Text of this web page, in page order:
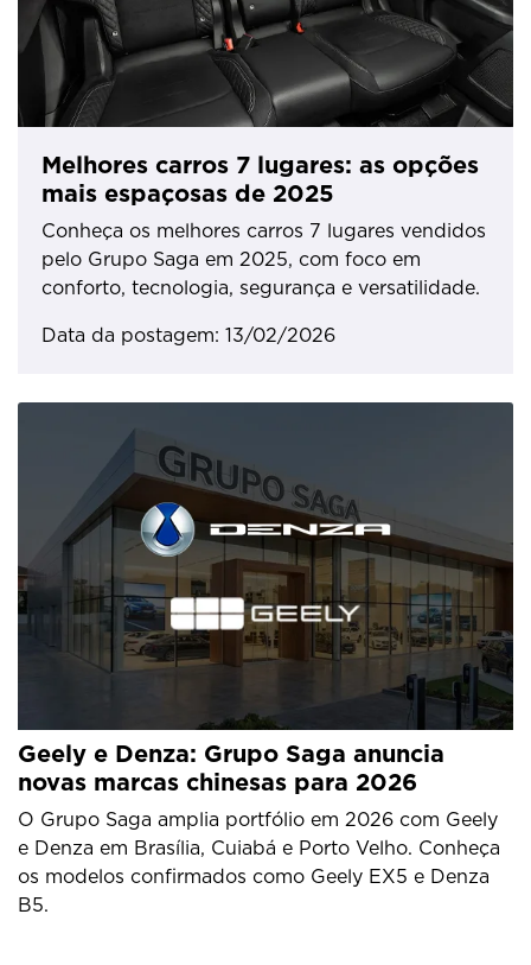
Melhores carros 7 lugares: as opções
mais espaçosas de 2025
Conheça os melhores carros 7 lugares vendidos
pelo Grupo Saga em 2025, com foco em
conforto, tecnologia, segurança e versatilidade.
Data da postagem: 13/02/2026
Geely e Denza: Grupo Saga anuncia
novas marcas chinesas para 2026
O Grupo Saga amplia portfólio em 2026 com Geely
e Denza em Brasília, Cuiabá e Porto Velho. Conheça
os modelos confirmados como Geely EX5 e Denza
B5.